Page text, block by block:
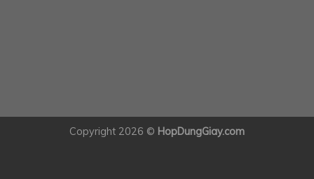
Copyright 2026 © HopDungGiay.com